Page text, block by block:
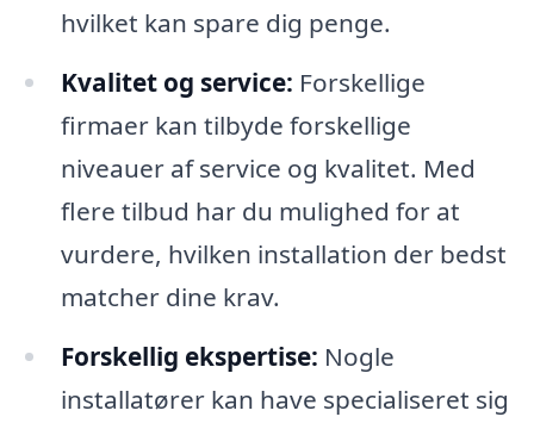
hvilket kan spare dig penge.
Kvalitet og service: Forskellige
firmaer kan tilbyde forskellige
niveauer af service og kvalitet. Med
flere tilbud har du mulighed for at
vurdere, hvilken installation der bedst
matcher dine krav.
Forskellig ekspertise: Nogle
installatører kan have specialiseret sig